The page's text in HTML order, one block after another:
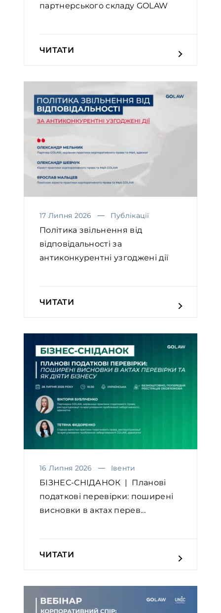
партнерського складу GOLAW
ЧИТАТИ
17 Липня 2026 Публікації
Політика звільнення від
відповідальності за
антиконкурентні узгоджені дії
ЧИТАТИ
16 Липня 2026 Івенти
БІЗНЕС-СНІДАНОК | Планові
податкові перевірки: поширені
висновки в актах перев...
ЧИТАТИ